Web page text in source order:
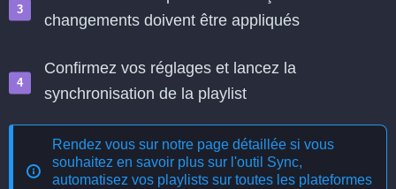
changements doivent être appliqués
Confirmez vos réglages et lancez la
synchronisation de la playlist
Rendez vous sur notre page détaillée si vous
souhaitez en savoir plus sur l'outil Sync,
automatisez vos playlists sur toutes les plateformes